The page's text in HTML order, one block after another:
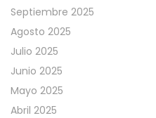
Septiembre 2025
Agosto 2025
Julio 2025
Junio 2025
Mayo 2025
Abril 2025